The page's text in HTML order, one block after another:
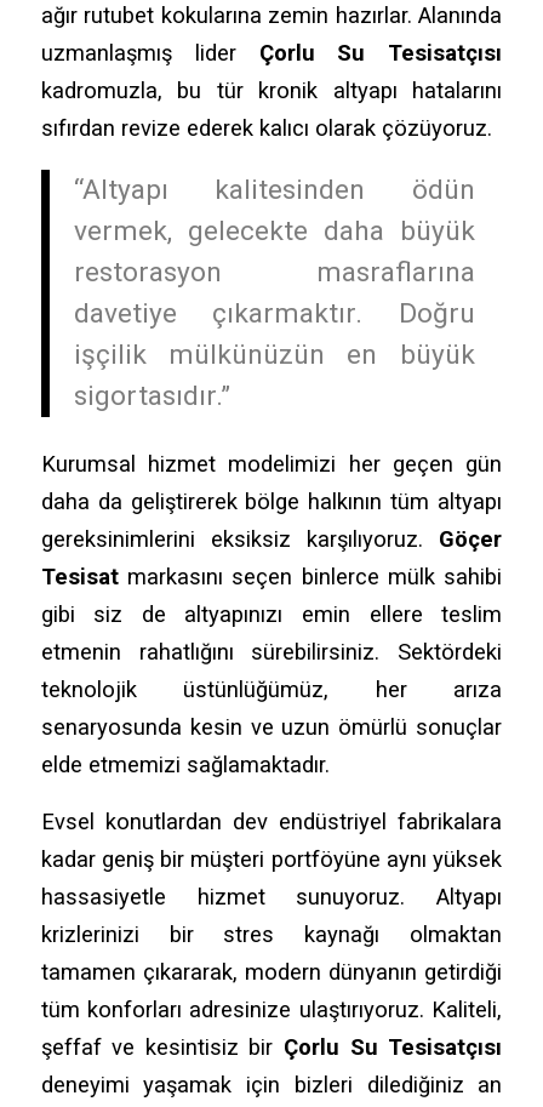
ağır rutubet kokularına zemin hazırlar. Alanında
uzmanlaşmış lider Çorlu Su Tesisatçısı
kadromuzla, bu tür kronik altyapı hatalarını
sıfırdan revize ederek kalıcı olarak çözüyoruz.
“Altyapı kalitesinden ödün
vermek, gelecekte daha büyük
restorasyon masraflarına
davetiye çıkarmaktır. Doğru
işçilik mülkünüzün en büyük
sigortasıdır.”
Kurumsal hizmet modelimizi her geçen gün
daha da geliştirerek bölge halkının tüm altyapı
gereksinimlerini eksiksiz karşılıyoruz. Göçer
Tesisatmarkasını seçen binlerce mülk sahibi
gibi siz de altyapınızı emin ellere teslim
etmenin rahatlığını sürebilirsiniz. Sektördeki
teknolojik üstünlüğümüz, her arıza
senaryosunda kesin ve uzun ömürlü sonuçlar
elde etmemizi sağlamaktadır.
Evsel konutlardan dev endüstriyel fabrikalara
kadar geniş bir müşteri portföyüne aynı yüksek
hassasiyetle hizmet sunuyoruz. Altyapı
krizlerinizi bir stres kaynağı olmaktan
tamamen çıkararak, modern dünyanın getirdiği
tüm konforları adresinize ulaştırıyoruz. Kaliteli,
şeffaf ve kesintisiz bir Çorlu Su Tesisatçısı
deneyimi yaşamak için bizleri dilediğiniz an